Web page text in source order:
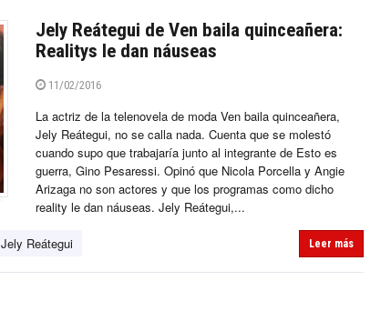
Jely Reátegui de Ven baila quinceañera:
Realitys le dan náuseas
11/02/2016
La actriz de la telenovela de moda Ven baila quinceañera,
Jely Reátegui, no se calla nada. Cuenta que se molestó
cuando supo que trabajaría junto al integrante de Esto es
guerra, Gino Pesaressi. Opinó que Nicola Porcella y Angie
Arizaga no son actores y que los programas como dicho
reality le dan náuseas. Jely Reátegui,...
Jely Reátegui Leer más